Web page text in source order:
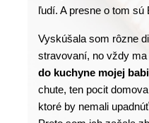
ľudí. A presne o tom sú
Vyskúšala som rôzne
do kuchyne mojej
chute, ten pocit
ktoré by nemali